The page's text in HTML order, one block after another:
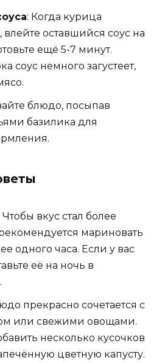
: Когда курица
оставшийся соус на
ещё 5-7 минут.
соус немного загустеет,
блюдо, посыпав
базилика для
Чтобы вкус стал более
мариновать
одного часа. Если у вас
её на ночь в
прекрасно сочетается с
или свежими овощами.
несколько кусочков
цветную капусту.